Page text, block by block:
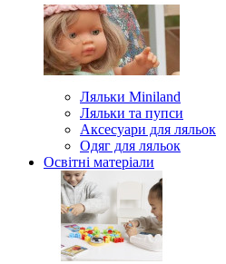
Ляльки Miniland
Ляльки та пупси
Аксесуари для ляльок
Одяг для ляльок
Освітні матеріали